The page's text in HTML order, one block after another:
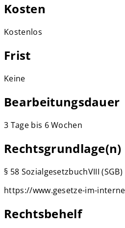
Kosten
Kostenlos
Frist
Keine
Bearbeitungsdauer
3 Tage bis 6 Wochen
Rechtsgrundlage(n)
§ 58 SozialgesetzbuchVIII (SGB)
https://www.gesetze-im-
Rechtsbehelf